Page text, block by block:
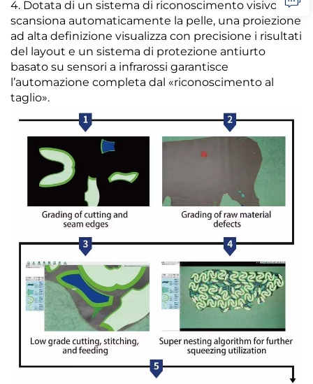
4. Dotata di un sistema di riconoscimento visivo che
scansiona automaticamente la pelle, una proiezione
ad alta definizione visualizza con precisione i risultati
del layout e un sistema di protezione antiurto
basato su sensori a infrarossi garantisce
l’automazione completa dal «riconoscimento al
taglio».